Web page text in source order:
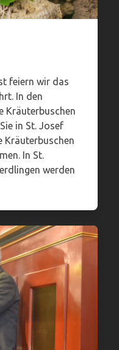
feiern wir das
In den
Kräuterbuschen
in St. Josef
Kräuterbuschen
In St.
werden